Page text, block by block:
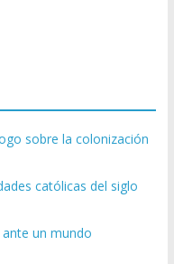
sobre la colonización
católicas del siglo
un mundo